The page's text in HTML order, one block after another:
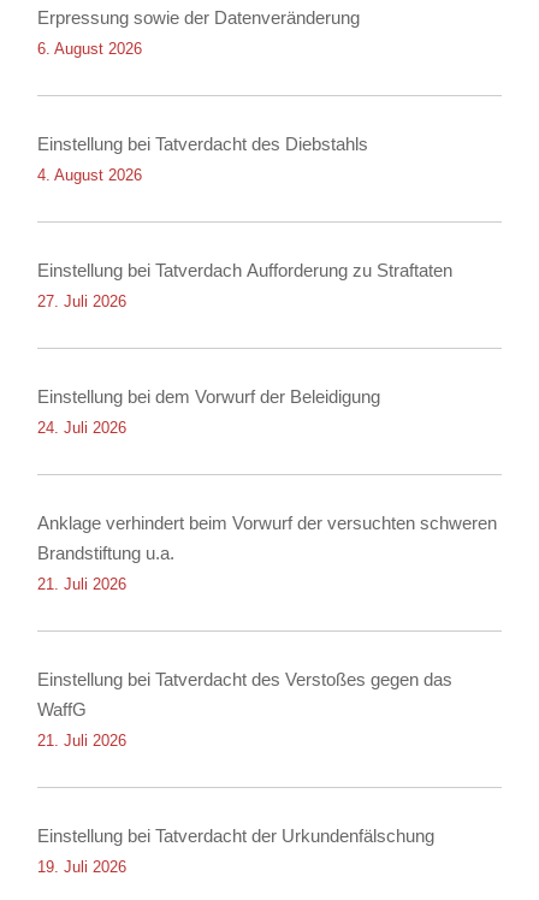
Erpressung sowie der Datenveränderung
6. August 2026
Einstellung bei Tatverdacht des Diebstahls
4. August 2026
Einstellung bei Tatverdach Aufforderung zu Straftaten
27. Juli 2026
Einstellung bei dem Vorwurf der Beleidigung
24. Juli 2026
Anklage verhindert beim Vorwurf der versuchten schweren
Brandstiftung u.a.
21. Juli 2026
Einstellung bei Tatverdacht des Verstoßes gegen das
WaffG
21. Juli 2026
Einstellung bei Tatverdacht der Urkundenfälschung
19. Juli 2026